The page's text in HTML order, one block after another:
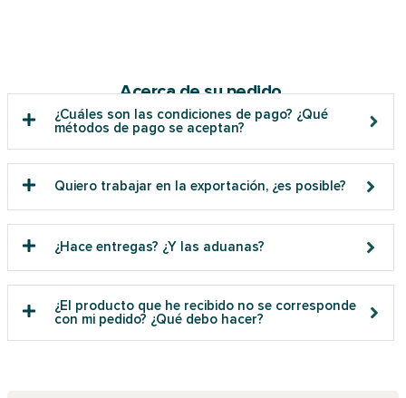
Acerca de su pedido
¿Cuáles son las condiciones de pago? ¿Qué
métodos de pago se aceptan?
Quiero trabajar en la exportación, ¿es posible?
¿Hace entregas? ¿Y las aduanas?
¿El producto que he recibido no se corresponde
con mi pedido? ¿Qué debo hacer?